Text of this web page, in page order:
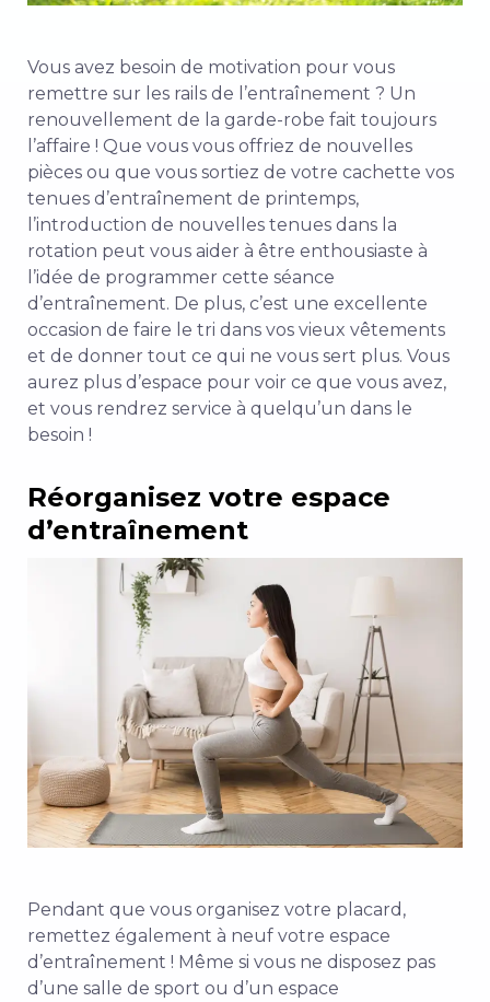
Vous avez besoin de motivation pour vous
remettre sur les rails de l’entraînement ? Un
renouvellement de la garde-robe fait toujours
l’affaire ! Que vous vous offriez de nouvelles
pièces ou que vous sortiez de votre cachette vos
tenues d’entraînement de printemps,
l’introduction de nouvelles tenues dans la
rotation peut vous aider à être enthousiaste à
l’idée de programmer cette séance
d’entraînement. De plus, c’est une excellente
occasion de faire le tri dans vos vieux vêtements
et de donner tout ce qui ne vous sert plus. Vous
aurez plus d’espace pour voir ce que vous avez,
et vous rendrez service à quelqu’un dans le
besoin !
Réorganisez votre espace
d’entraînement
Pendant que vous organisez votre placard,
remettez également à neuf votre espace
d’entraînement ! Même si vous ne disposez pas
d’une salle de sport ou d’un espace